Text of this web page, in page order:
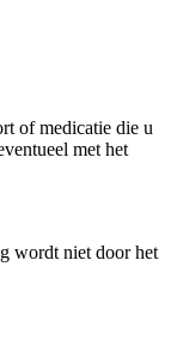
of medicatie die u
met het
wordt niet door het